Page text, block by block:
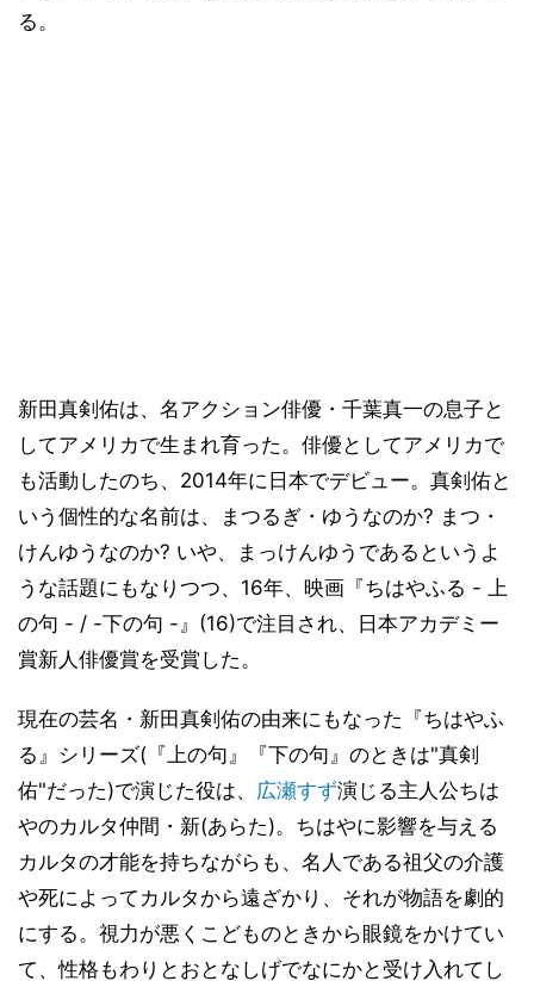
る。
新田真剣佑は、名アクション俳優・千葉真一の息子と
してアメリカで生まれ育った。俳優としてアメリカで
も活動したのち、2014年に日本でデビュー。真剣佑と
いう個性的な名前は、まつるぎ・ゆうなのか? まつ・
けんゆうなのか? いや、まっけんゆうであるというよ
うな話題にもなりつつ、16年、映画『ちはやふる - 上
の句 - / -下の句 -』(16)で注目され、日本アカデミー
賞新人俳優賞を受賞した。
現在の芸名・新田真剣佑の由来にもなった『ちはやふ
る』シリーズ(『上の句』『下の句』のときは"真剣
佑"だった)で演じた役は、 広瀬すず演じる主人公ちは
やのカルタ仲間・新(あらた)。ちはやに影響を与える
カルタの才能を持ちながらも、名人である祖父の介護
や死によってカルタから遠ざかり、それが物語を劇的
にする。視力が悪くこどものときから眼鏡をかけてい
て、性格もわりとおとなしげでなにかと受け入れてし